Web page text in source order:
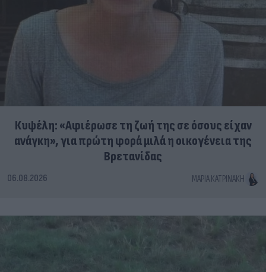
Κυψέλη: «Αφιέρωσε τη ζωή της σε όσους είχαν
ανάγκη», για πρώτη φορά μιλά η οικογένεια της
Βρετανίδας
06.08.2026 ΜΑΡΊΑ ΚΑΤΡΙΝΆΚΗ